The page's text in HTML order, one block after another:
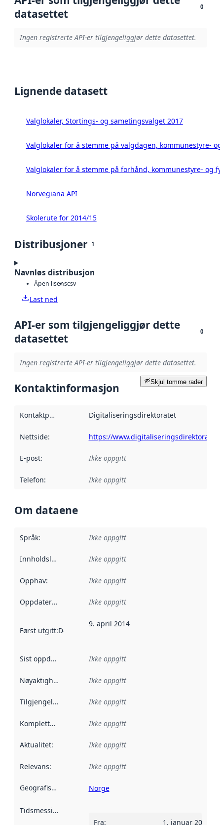
datasettet
0
Ingen registrerte API-er tilgjengeliggjør dette datasettet.
Lignende datasett
Valglokaler, Stortings- og sametingsvalget 2017
Valglokaler for å stemme på valgdagen, kommunestyre-
Valglokaler for å stemme på forhånd, kommunestyre- og
Norvegiana API
Skolerute for 2014/15
Distribusjoner 1
Navnløs distribusjon
Åpen lisenscsv
Last ned
API-er som tilgjengeliggjør dette
datasettet
0
Ingen registrerte API-er tilgjengeliggjør dette datasettet.
Skjul tomme rader
Kontaktinformasjon
Kontaktpunkt Digitaliseringsdirektoratet
Nettside: https://
E-post: Ikke oppgitt
Telefon: Ikke oppgitt
Om dataene
Språk: Ikke oppgitt
Innholdsleverandører :
Ikke oppgitt
Opphav: Ikke oppgitt
Oppdateringsfrekvens :
Ikke oppgitt
Først utgitt:Denne datoen sier når dataene i dette
9. april 2014
Sist oppdatert Ikke oppgitt
Nøyaktighet Ikke oppgitt
Tilgjengelighet Ikke oppgitt
Kompletthet Ikke oppgitt
Aktualitet: Ikke oppgitt
Relevans: Ikke oppgitt
Geografisk avgrensning :
Norge
Tidsmessig avgrensning
Fra: 1. januar 2002